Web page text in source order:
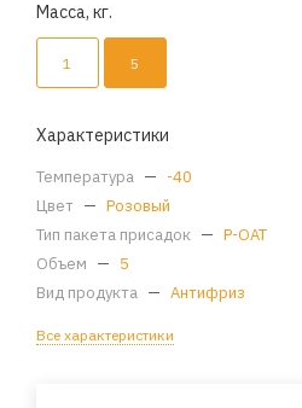
Масса, кг.
1 5
Характеристики
Температура — -40
Цвет — Розовый
Тип пакета присадок — P-OAT
Объем — 5
Вид продукта — Антифриз
Все характеристики